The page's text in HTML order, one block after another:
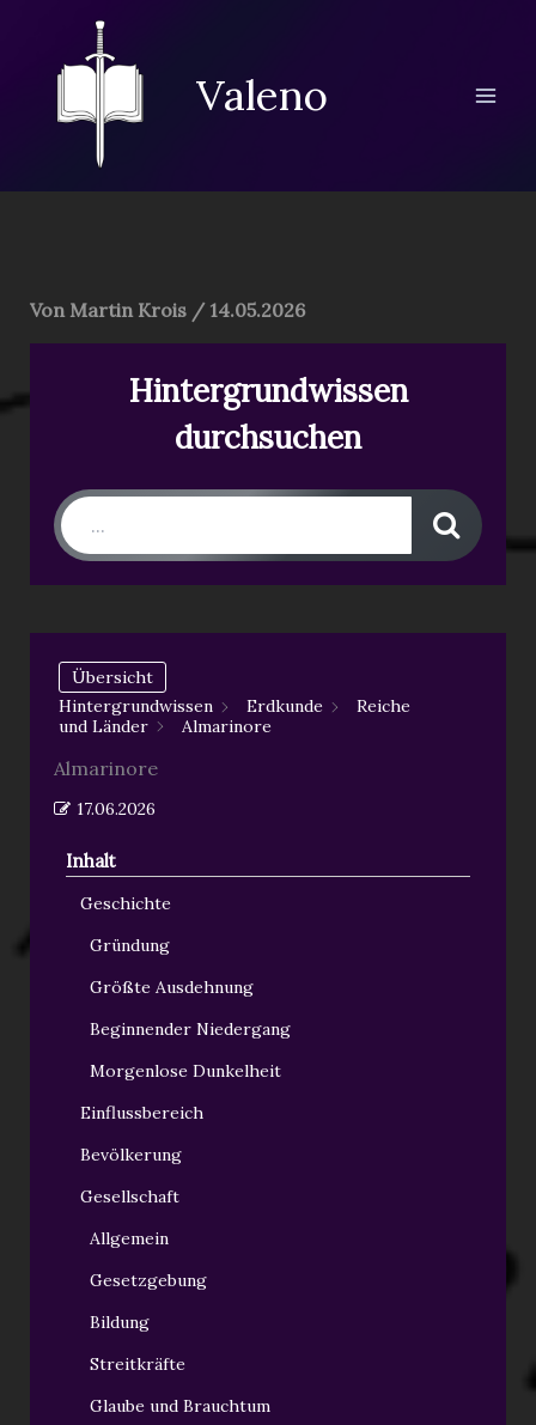
springen
Valeno
Von Martin Krois / 14.05.2026
Hintergrundwissen
durchsuchen
Übersicht
Hintergrundwissen
Erdkunde
Reiche
und Länder
Almarinore
Almarinore
17.06.2026
Inhalt
Geschichte
Gründung
Größte Ausdehnung
Beginnender Niedergang
Morgenlose Dunkelheit
Einflussbereich
Bevölkerung
Gesellschaft
Allgemein
Gesetzgebung
Bildung
Streitkräfte
Glaube und Brauchtum